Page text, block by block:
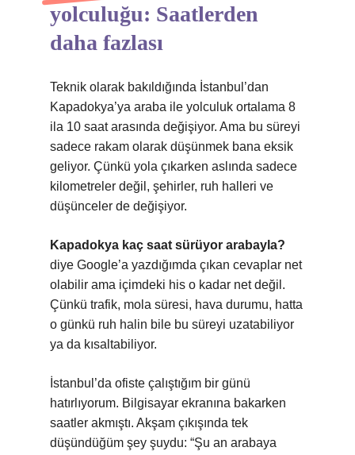
yolculuğu: Saatlerden
daha fazlası
Teknik olarak bakıldığında İstanbul’dan
Kapadokya’ya araba ile yolculuk ortalama 8
ila 10 saat arasında değişiyor. Ama bu süreyi
sadece rakam olarak düşünmek bana eksik
geliyor. Çünkü yola çıkarken aslında sadece
kilometreler değil, şehirler, ruh halleri ve
düşünceler de değişiyor.
Kapadokya kaç saat sürüyor arabayla?
diye Google’a yazdığımda çıkan cevaplar net
olabilir ama içimdeki his o kadar net değil.
Çünkü trafik, mola süresi, hava durumu, hatta
o günkü ruh halin bile bu süreyi uzatabiliyor
ya da kısaltabiliyor.
İstanbul’da ofiste çalıştığım bir günü
hatırlıyorum. Bilgisayar ekranına bakarken
saatler akmıştı. Akşam çıkışında tek
düşündüğüm şey şuydu: “Şu an arabaya